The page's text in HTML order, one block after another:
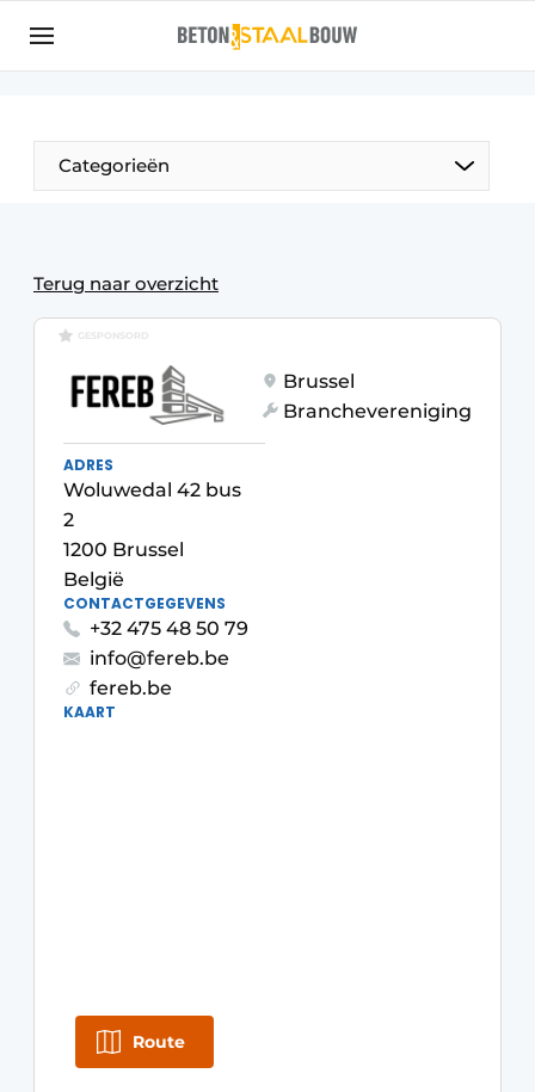
Aanmelden
Artikelen
Bedrijven
Direct contact
Evenement aanmelden
Meest gelezen
Nieuwsbrief
Privacy / Cookie statement
Vacature aanmelden
Video’s
Categorieën
Terug naar overzicht
GESPONSORD
Brussel
Branchevereniging
ADRES
Woluwedal 42 bus
2
1200 Brussel
België
CONTACTGEGEVENS
+32 475 48 50 79
info@fereb.be
fereb.be
KAART
Route